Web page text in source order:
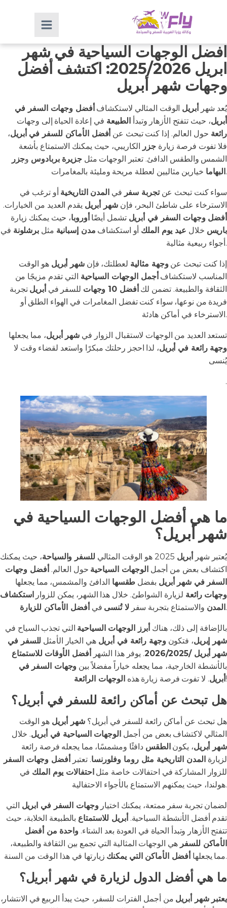
افضل الوجهات السياحية في شهر
ابريل 2025/2026: اكتشف أفضل
وجهات شهر أبريل
يُعد شهر أبريل الوقت المثالي لاستكشاف أفضل وجهات السفر في
أبريل، حيث تتفتح الأزهار وتبدأ الطبيعة في إعادة الحياة إلى وجهات
رائعة حول العالم. إذا كنت تبحث عن أفضل الأماكن للسفر في أبريل،
فلا تفوت فرصة زيارةجزر الكاريبي، حيث يمكنك الاستمتاع بأشعة
الشمس والطقس الدافئ. تعتبر الوجهات مثلجزيرة بربادوس وجزر
البهاماخيارين مثاليين لعطلة مريحة ومليئة بالمغامرات.
سواء كنت تبحث عنتجربة سفر في المدن التاريخية أو ترغب في
الاسترخاء على شاطئ البحر، فإنشهر أبريل يقدم العديد من الخيارات.
أفضل وجهات السفر في أبريل تشمل أيضًا أوروبا، حيث يمكنك زيارة
باريس خلال عيد يوم الملك أو استكشاف مدن إسبانية مثل برشلونة في
أجواء ربيعية مثالية.
إذا كنت تبحث عنوجهة مثالية لعطلتك، فإنشهر أبريل هو الوقت
المناسب لاستكشاف أجمل الوجهات السياحية التي تقدم مزيجًا من
الثقافة والطبيعة. تضمن لك أفضل 10 وجهات للسفر في أبريل تجربة
فريدة من نوعها، سواء كنت تفضل المغامرات في الهواء الطلق أو
الاسترخاء في أماكن هادئة.
تستعد العديد من الوجهات لاستقبال الزوار في شهر أبريل، مما يجعلها
وجهة رائعة في أبريل، لذا احجز رحلتك مبكرًا واستعد لقضاء وقت لا
يُنسى
.
ما هي أفضل الوجهات السياحية في
شهر أبريل؟
يُعتبر شهر أبريل للسفر والسياحة، حيث يمكنك
اكتشاف بعض من أجمل الوجهات السياحية حول العالم. أفضل وجهات
السفر في شهر أبريل بفضل طقسها الدافئ والمشمس، مما يجعلها
وجهات رائعة لزيارة الشواطئ. خلال هذا الشهر، يمكن للزوار استكشاف
المدن والاستمتاع بتجربة سفرلا تُنسى في أفضل الأماكن للزيارة .
بالإضافة إلى ذلك، هناك أبرز الوجهات السياحية التي تجذب السياح في
شهر إبريل، فتكونوجهة رائعة في أبريل هي الخيار الأمثل للسفر في
شهر أبريل /2026/2025 . يوفر هذا الشهر أفضل الأوقات للاستمتاع
بالأنشطة الخارجية، مما يجعله خياراً مفضلاً بين وجهات السفر في
أبريل. لا تفوت فرصة زيارة هذه الوجهات الرائعة !
هل تبحث عن أماكن رائعة للسفر في أبريل؟
هل تبحث عن أماكن رائعة للسفر في أبريل؟شهر أبريل هو الوقت
المثالي لاكتشاف بعض من أجمل الوجهات السياحية في أبريل. خلال
شهر أبريل، يكون الطقس دافئًا ومشمسًا، مما يجعله فرصة رائعة
لزيارة المدن التاريخية مثل روما وفلورنسا. تعتبر أفضل وجهات السفر
للزوار المشاركة في احتفالات خاصة مثل احتفالات يوم الملك في
هولندا، حيث يمكنهم الاستمتاع بالأجواء الاحتفالية.
لضمان تجربة سفر ممتعة، يمكنك اختياروجهات السفر في ابريل التي
تقدم أفضل الأنشطة السياحية. أبريل للاستمتاع بالطبيعة الخلابة، حيث
تتفتح الأزهار وتبدأ الحياة في العودة بعد الشتاء.واحدة من أفضل
الأماكن للسفر هي الوجهات المثالية التي تجمع بين الثقافة والطبيعة،
مما يجعلها أفضل الأماكن التي يمكنك زيارتها في هذا الوقت من السنة.
ما هي أفضل الدول لزيارة في شهر أبريل؟
يعتبر شهر أبريل من أجمل الفترات للسفر، حيث يبدأ الربيع في الانتشار،